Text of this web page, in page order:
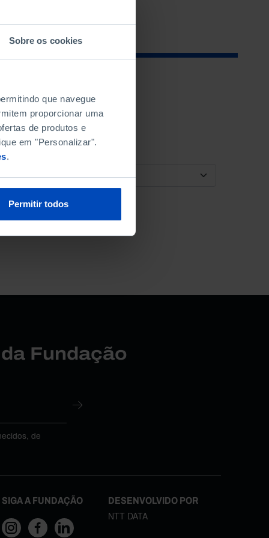
Sobre os cookies
que navegue
proporcionar uma
de produtos e
em "Personalizar".
.
Permitir todos
ORDENAR POR
Fundação
de
SIGA A FUNDAÇÃO DESENVOLVIDO POR
NTT DATA